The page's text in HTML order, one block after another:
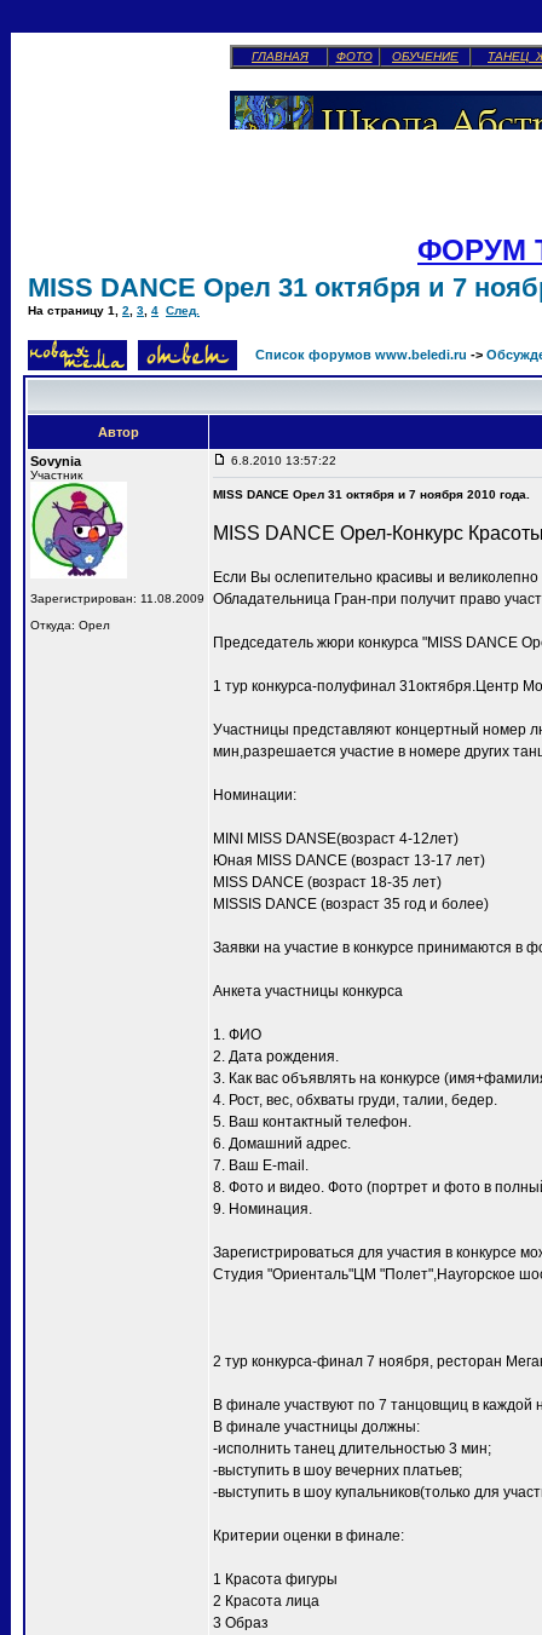
ГЛАВНАЯ ФОТО ОБУЧЕНИЕ ТАНЕЦ
ФОРУМ
MISS DANCE Орел 31 октября и 7
На страницу 1 2 3 4 След.
Список форумов www.beledi.ru ->
Автор
Sovynia
Участник
Зарегистрирован: 11.08.2009
Откуда: Орел
6.8.2010 13:57:22
MISS DANCE Орел 31 октября и 7 ноября 2010 года.
MISS DANCE Орел-Конкурс
Если Вы ослепительно красивы и
Обладательница Гран-при получит право
Председатель жюри конкурса "MISS DANCE
1 тур конкурса-полуфинал 31октября.Центр
Участницы представляют концертный номер
мин,разрешается участие в номере других
Номинации:
MINI MISS DANSE(возраст 4-12лет)
Юная MISS DANCE (возраст 13-17 лет)
MISS DANCE (возраст 18-35 лет)
MISSIS DANCE (возраст 35 год и более)
Заявки на участие в конкурсе принимаются в
Анкета участницы конкурса
1. ФИО
2. Дата рождения.
3. Как вас объявлять на конкурсе
4. Рост, вес, обхваты груди, талии, бедер.
5. Ваш контактный телефон.
6. Домашний адрес.
7. Ваш E-mail.
8. Фото и видео. Фото (портрет и фото в
9. Номинация.
Зарегистрироваться для участия в конкурсе
Студия "Ориенталь"ЦМ "Полет",Наугорское
2 тур конкурса-финал 7 ноября, ресторан
В финале участвуют по 7 танцовщиц в каждой
В финале участницы должны:
-исполнить танец длительностью 3 мин;
-выступить в шоу вечерних платьев;
-выступить в шоу купальников(только для
Критерии оценки в финале:
1 Красота фигуры
2 Красота лица
3 Образ